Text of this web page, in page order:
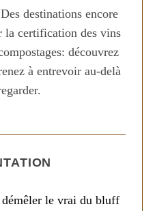
destinations encore
la certification des vins
découvrez
à entrevoir au-delà